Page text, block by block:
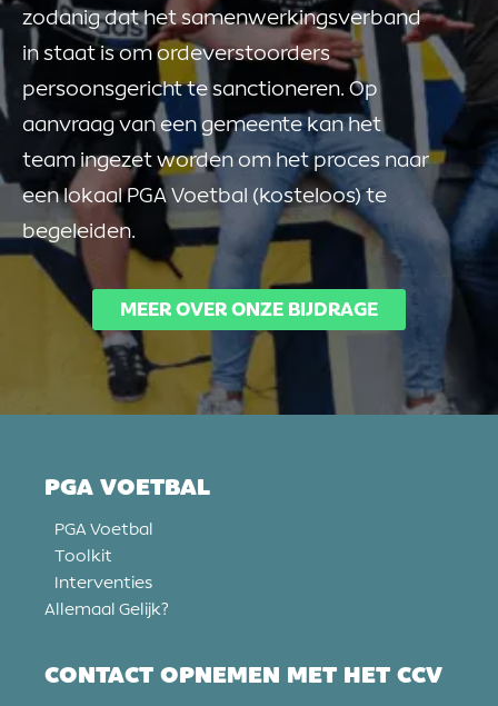
zodanig dat het samenwerkingsverband
in staat is om ordeverstoorders
persoonsgericht te sanctioneren. Op
aanvraag van een gemeente kan het
team ingezet worden om het proces naar
een lokaal PGA Voetbal (kosteloos) te
begeleiden.
MEER OVER ONZE BIJDRAGE
PGA VOETBAL
PGA Voetbal
Toolkit
Interventies
Allemaal Gelijk?
CONTACT OPNEMEN MET HET CCV